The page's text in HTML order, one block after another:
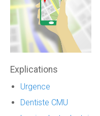
Explications
Urgence
Dentiste CMU